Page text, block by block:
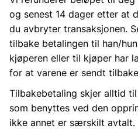
og senest 14 dager etter at
du avbryter transaksjonen.
tilbake betalingen til han/
kjøperen eller til kjøper har
for at varene er sendt
Tilbakebetaling skjer alltid
som benyttes ved den
ikke annet er særskilt avtalt.